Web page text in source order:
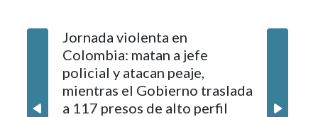
Jornada violenta en
Colombia: matan a jefe
policial y atacan peaje,
mientras el Gobierno traslada
a 117 presos de alto perfil
una